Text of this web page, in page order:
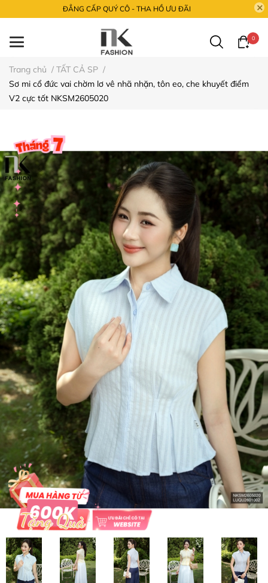
ĐẲNG CẤP QUÝ CÔ - THA HỒ ƯU ĐÃI
0
Trang chủ / TẤT CẢ SP /
Sơ mi cổ đức vai chờm lơ vê nhã nhặn, tôn eo, che khuyết điểm
V2 cực tốt NKSM2605020